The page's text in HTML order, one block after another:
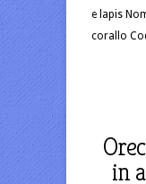
e lapis
corallo
in